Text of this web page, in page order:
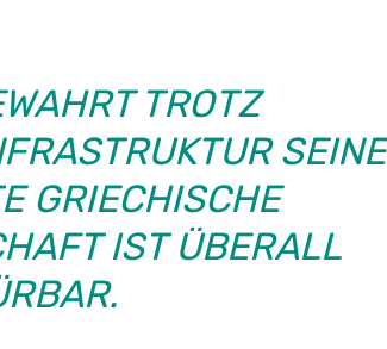
TROTZ
SEINE
GRIECHISCHE
IST ÜBERALL